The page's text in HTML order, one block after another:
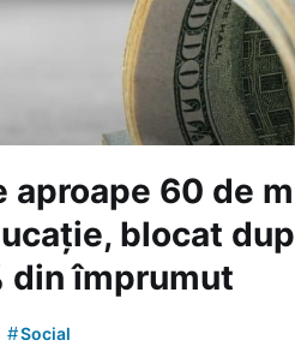
aproape 60 de
blocat
din împrumut
#Social